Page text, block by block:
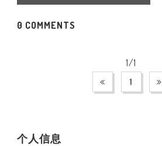
0 COMMENTS
1/1
1
个人信息